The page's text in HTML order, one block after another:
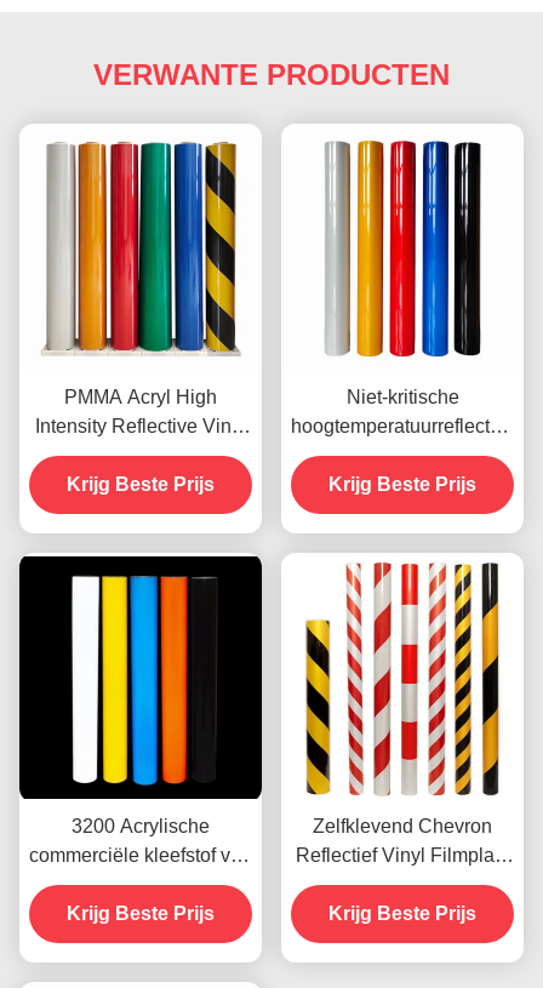
VERWANTE PRODUCTEN
PMMA Acryl High
Intensity Reflective Vinyl
voor straatborden
Krijg Beste Prijs
Niet-kritische
vinylfilm, ingenieursgraad
OEM
Krijg Beste Prijs
3200 Acrylische
commerciële kleefstof van
vinyl met reflecterende
folie
Krijg Beste Prijs
Zelfklevend Chevron
Reflectief Vinyl Filmplaat
Vinyl Roll Reclame
Kwaliteit
Krijg Beste Prijs